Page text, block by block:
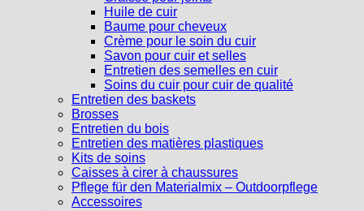
Huile de cuir
Baume pour cheveux
Crème pour le soin du cuir
Savon pour cuir et selles
Entretien des semelles en cuir
Soins du cuir pour cuir de qualité
Entretien des baskets
Brosses
Entretien du bois
Entretien des matières plastiques
Kits de soins
Caisses à cirer à chaussures
Pflege für den Materialmix – Outdoorpflege
Accessoires